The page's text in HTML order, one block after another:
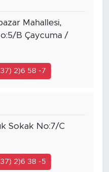
Mahallesi,
B Çaycuma /
2)6 58 -7
Sokak No:7/C
2)6 38 -5